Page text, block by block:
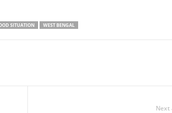
SITUATION WEST BENGAL
Next